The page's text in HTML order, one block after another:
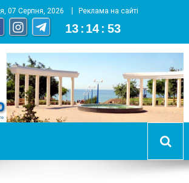
07 Серпня, 2026 Реклама на сайті
13 : 14 : 53
портал города Южный